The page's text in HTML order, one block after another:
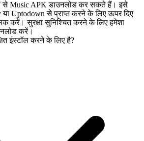
से Music APK डाउनलोड कर सकते हैं। इसे
Uptodown से प्राप्त करने के लिए ऊपर दिए
करें। सुरक्षा सुनिश्चित करने के लिए हमेशा
करें।
इंस्टॉल करने के लिए है?